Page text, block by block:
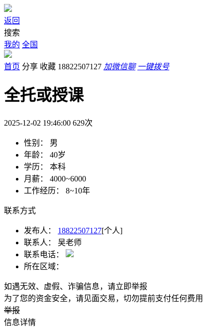
返回
搜索
我的 全国
首页 分享 收藏 18822507127 加微信聊 一键拨号
全托或授课
2025-12-02 19:46:00 629次
性别：
男
年龄：
40岁
学历：
本科
月薪：
4000~6000
工作经历：
8~10年
联系方式
发布人： 18822507127[个人]
联系人：
吴老师
联系电话：
所在区域：
如遇无效、虚假、诈骗信息，请立即举报
为了您的资金安全，请见面交易，切勿提前支付任何费用
举报
信息详情